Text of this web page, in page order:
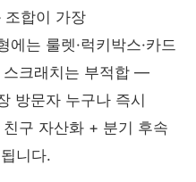
조합이 가장
는 룰렛·럭키박스·카드
스크래치는 부적합 —
방문자 누구나 즉시
구 자산화 + 분기 후속
니다.